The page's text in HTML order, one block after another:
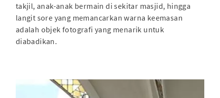
takjil, anak-anak bermain di sekitar masjid, hingga
langit sore yang memancarkan warna keemasan
adalah objek fotografi yang menarik untuk
diabadikan.